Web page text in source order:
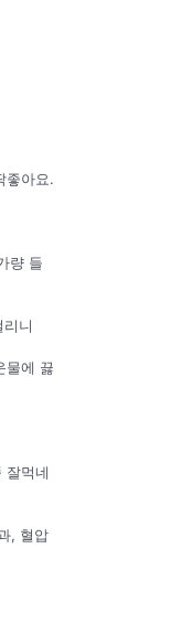
좋아요.
량 들
니
물에 끓
잘먹네
, 혈압